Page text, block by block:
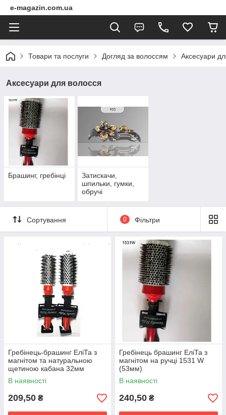
e-magazin.com.ua
Товари та послуги Догляд за волоссям Аксесуари
Аксесуари для волосся
Брашинг, гребінці
Затискачи,
шпильки, гумки,
обручі
Сортування 0 Фільтри
Гребінець-брашинг ЕліТа з
магнітом та натуральною
щетиною кабана 32мм
В наявності
209,50 ₴
Гребінець брашинг ЕліТа з
магнітом на ручці 1531 W
(53мм)
В наявності
240,50 ₴